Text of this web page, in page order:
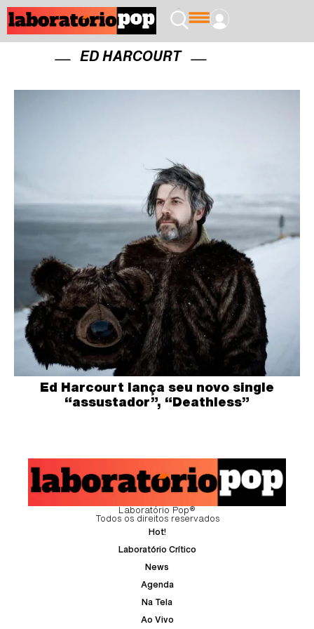
ED HARCOURT
Ed Harcourt lança seu novo single
“assustador”, “Deathless”
Laboratório Pop®
Todos os direitos reservados
Hot!
Laboratório Crítico
News
Agenda
Na Tela
Ao Vivo